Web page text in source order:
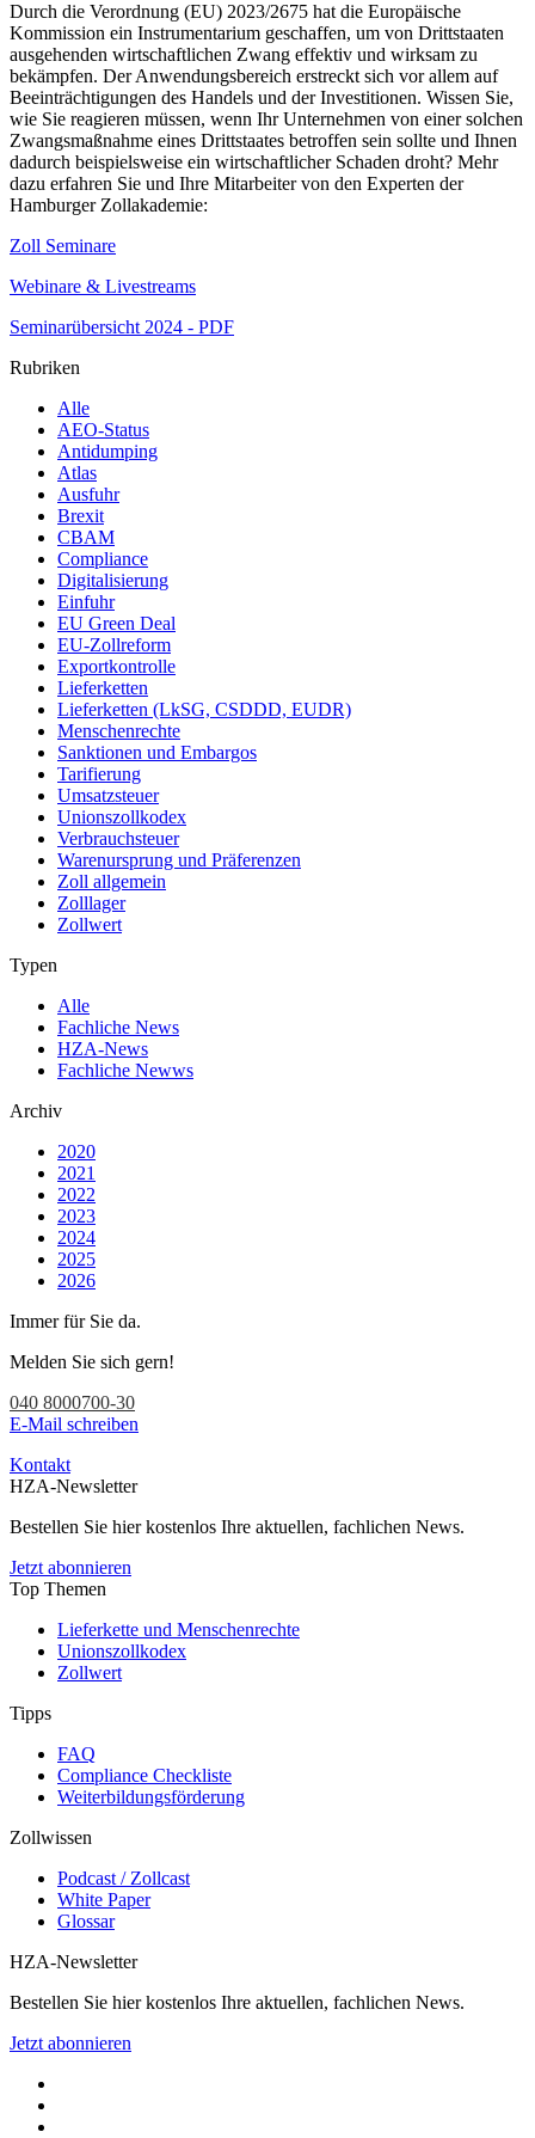
Durch die Verordnung (EU) 2023/2675 hat die Europäische
Kommission ein Instrumentarium geschaffen, um von Drittstaaten
ausgehenden wirtschaftlichen Zwang effektiv und wirksam zu
bekämpfen. Der Anwendungsbereich erstreckt sich vor allem auf
Beeinträchtigungen des Handels und der Investitionen. Wissen Sie,
wie Sie reagieren müssen, wenn Ihr Unternehmen von einer solchen
Zwangsmaßnahme eines Drittstaates betroffen sein sollte und Ihnen
dadurch beispielsweise ein wirtschaftlicher Schaden droht? Mehr
dazu erfahren Sie und Ihre Mitarbeiter von den Experten der
Hamburger Zollakademie:
Zoll Seminare
Webinare & Livestreams
Seminarübersicht 2024 - PDF
Rubriken
Alle
AEO-Status
Antidumping
Atlas
Ausfuhr
Brexit
CBAM
Compliance
Digitalisierung
Einfuhr
EU Green Deal
EU-Zollreform
Exportkontrolle
Lieferketten
Lieferketten (LkSG, CSDDD, EUDR)
Menschenrechte
Sanktionen und Embargos
Tarifierung
Umsatzsteuer
Unionszollkodex
Verbrauchsteuer
Warenursprung und Präferenzen
Zoll allgemein
Zolllager
Zollwert
Typen
Alle
Fachliche News
HZA-News
Fachliche Newws
Archiv
2020
2021
2022
2023
2024
2025
2026
Immer für Sie da.
Melden Sie sich gern!
040 8000700-30
E-Mail schreiben
Kontakt
HZA-Newsletter
Bestellen Sie hier kostenlos Ihre aktuellen, fachlichen News.
Jetzt abonnieren
Top Themen
Lieferkette und Menschenrechte
Unionszollkodex
Zollwert
Tipps
FAQ
Compliance Checkliste
Weiterbildungsförderung
Zollwissen
Podcast / Zollcast
White Paper
Glossar
HZA-Newsletter
Bestellen Sie hier kostenlos Ihre aktuellen, fachlichen News.
Jetzt abonnieren